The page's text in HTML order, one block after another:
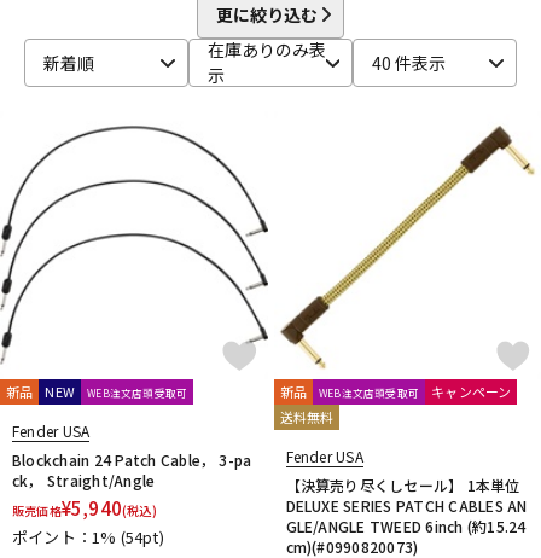
更に絞り込む
新着順
在庫ありのみ表
示
40 件表示
新品 NEW WEB注文店頭受取可
Fender USA
Blockchain 24 Patch Cable， 3-pa
ck， Straight/Angle
販売価格¥5,940(税込)
ポイント：1% (54pt)
新品 WEB注文店頭受取可
キャンペーン
送料無料
Fender USA
【決算売り尽くしセール】 1本単位
DELUXE SERIES PATCH CABLES AN
GLE/ANGLE TWEED 6inch (約15.24
cm)(#0990820073)